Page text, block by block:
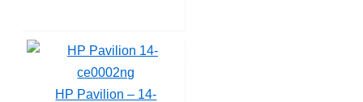
HP Pavilion – 14-